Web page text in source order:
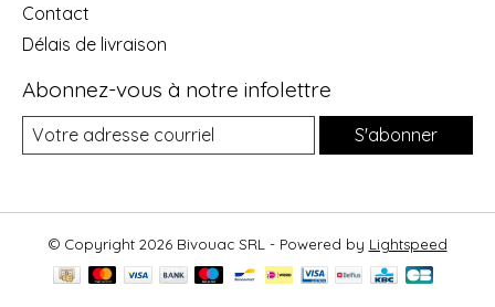
Contact
Délais de livraison
Abonnez-vous à notre infolettre
S'abonner
© Copyright 2026 Bivouac SRL - Powered by Lightspeed